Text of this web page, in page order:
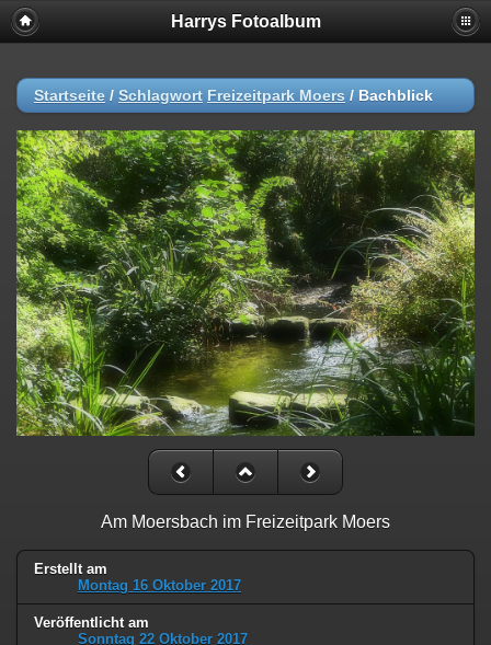
Harrys Fotoalbum
Startseite / Schlagwort Freizeitpark Moers / Bachblick
Am Moersbach im Freizeitpark Moers
Erstellt am
Montag 16 Oktober 2017
Veröffentlicht am
Sonntag 22 Oktober 2017